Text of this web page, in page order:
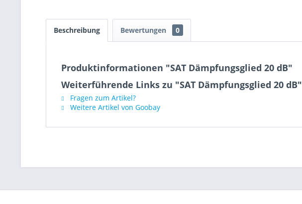
Beschreibung Bewertungen 0
Produktinformationen "SAT Dämpfungsglied 20 dB"
Weiterführende Links zu "SAT Dämpfungsglied 20 dB"
Fragen zum Artikel?
Weitere Artikel von Goobay